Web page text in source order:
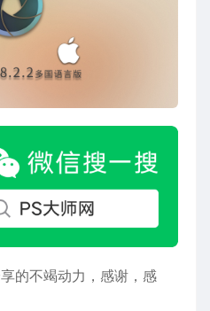
的不竭动力，感谢，感